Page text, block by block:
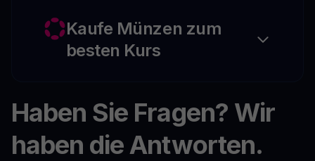
Kaufe Münzen zum
besten Kurs
Haben Sie Fragen? Wir
haben die Antworten.